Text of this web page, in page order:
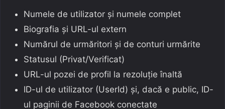
Numele de utilizator și numele complet
Biografia și URL-ul extern
Numărul de urmăritori și de conturi urmărite
Statusul (Privat/Verificat)
URL-ul pozei de profil la rezoluție înaltă
ID-ul de utilizator (UserId) și, dacă e public, ID-
ul paginii de Facebook conectate